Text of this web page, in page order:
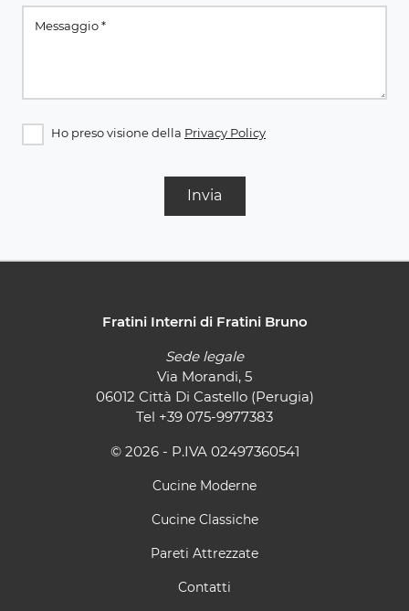
Ho preso visione della Privacy Policy
Invia
Fratini Interni di Fratini Bruno
Sede legale
Via Morandi, 5
06012 Città Di Castello (Perugia)
Tel +39 075-9977383
© 2026 - P.IVA 02497360541
Cucine Moderne
Cucine Classiche
Pareti Attrezzate
Contatti